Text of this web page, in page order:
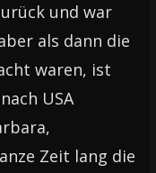
und war
als dann die
waren, ist
USA
Zeit lang die